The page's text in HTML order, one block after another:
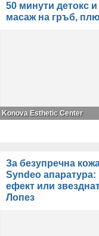
50 минути детокс
масаж на гръб,
Konova Esthetic Center
За безупречна
Syndeo
ефект или
Лопез